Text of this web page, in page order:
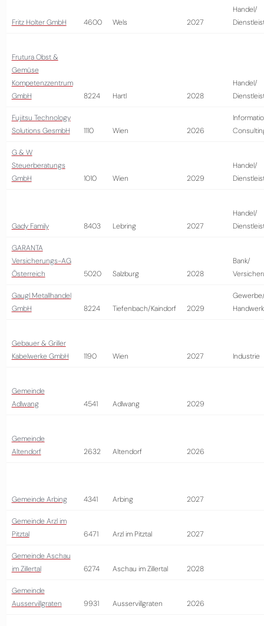
Fritz Holter GmbH 4600 Wels 2027
Handel/
Frutura Obst &
Gemüse
Kompetenzzentrum
GmbH
8224 Hartl 2028
Handel/
Fujitsu Technology
Solutions GesmbH
1110 Wien 2026
G & W
Steuerberatungs
GmbH
1010 Wien 2029
Handel/
Gady Family 8403 Lebring 2027
Handel/
GARANTA
Versicherungs-AG
Österreich
5020 Salzburg 2028
Bank/
Gaugl Metallhandel
GmbH
8224 Tiefenbach/Kaindorf 2029
Gewerbe/
Handwerk
Gebauer & Griller
Kabelwerke GmbH
1190 Wien 2027 Industrie
Gemeinde
Adlwang
4541 Adlwang 2029
Gemeinde
Altendorf
2632 Altendorf 2026
Gemeinde Arbing 4341 Arbing 2027
Gemeinde Arzl im
Pitztal
6471 Arzl im Pitztal 2027
Gemeinde Aschau
im Zillertal
6274 Aschau im Zillertal 2028
Gemeinde
Ausservillgraten
9931 Ausservillgraten 2026